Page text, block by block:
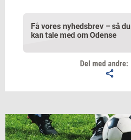
Få vores nyhedsbrev – så du
kan tale med om Odense
Del med andre: